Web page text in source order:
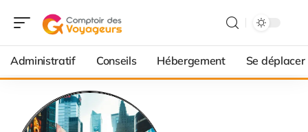
Administratif Conseils Hébergement Se déplacer